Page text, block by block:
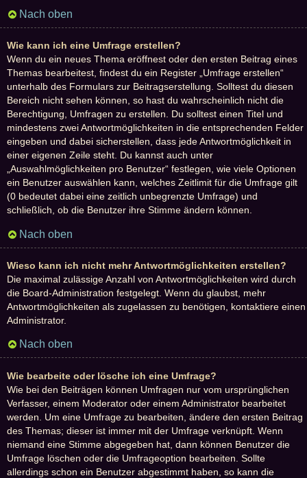
Nach oben
Wie kann ich eine Umfrage erstellen?
Wenn du ein neues Thema eröffnest oder den ersten Beitrag eines
Themas bearbeitest, findest du ein Register „Umfrage erstellen“
unterhalb des Formulars zur Beitragserstellung. Solltest du diesen
Bereich nicht sehen können, so hast du wahrscheinlich nicht die
Berechtigung, Umfragen zu erstellen. Du solltest einen Titel und
mindestens zwei Antwortmöglichkeiten in die entsprechenden Felder
eingeben und dabei sicherstellen, dass jede Antwortmöglichkeit in
einer eigenen Zeile steht. Du kannst auch unter
„Auswahlmöglichkeiten pro Benutzer“ festlegen, wie viele Optionen
ein Benutzer auswählen kann, welches Zeitlimit für die Umfrage gilt
(0 bedeutet dabei eine zeitlich unbegrenzte Umfrage) und
schließlich, ob die Benutzer ihre Stimme ändern können.
Nach oben
Wieso kann ich nicht mehr Antwortmöglichkeiten erstellen?
Die maximal zulässige Anzahl von Antwortmöglichkeiten wird durch
die Board-Administration festgelegt. Wenn du glaubst, mehr
Antwortmöglichkeiten als zugelassen zu benötigen, kontaktiere einen
Administrator.
Nach oben
Wie bearbeite oder lösche ich eine Umfrage?
Wie bei den Beiträgen können Umfragen nur vom ursprünglichen
Verfasser, einem Moderator oder einem Administrator bearbeitet
werden. Um eine Umfrage zu bearbeiten, ändere den ersten Beitrag
des Themas; dieser ist immer mit der Umfrage verknüpft. Wenn
niemand eine Stimme abgegeben hat, dann können Benutzer die
Umfrage löschen oder die Umfrageoption bearbeiten. Sollte
allerdings schon ein Benutzer abgestimmt haben, so kann die